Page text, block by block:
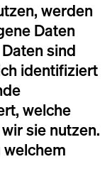
werden
Daten
sind
identifiziert
welche
sie nutzen.
welchem